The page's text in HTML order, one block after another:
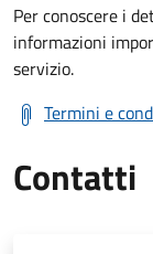
Per conoscere i
informazioni
servizio.
Termini e
Contatti